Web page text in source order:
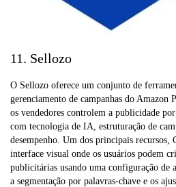
11. Sellozo
O Sellozo oferece um conjunto de
gerenciamento de campanhas do Amazon
os vendedores controlem a publicidade
com tecnologia de IA, estruturação de
desempenho. Um dos principais recursos,
interface visual onde os usuários podem
publicitárias usando uma configuração de
a segmentação por palavras-chave e os